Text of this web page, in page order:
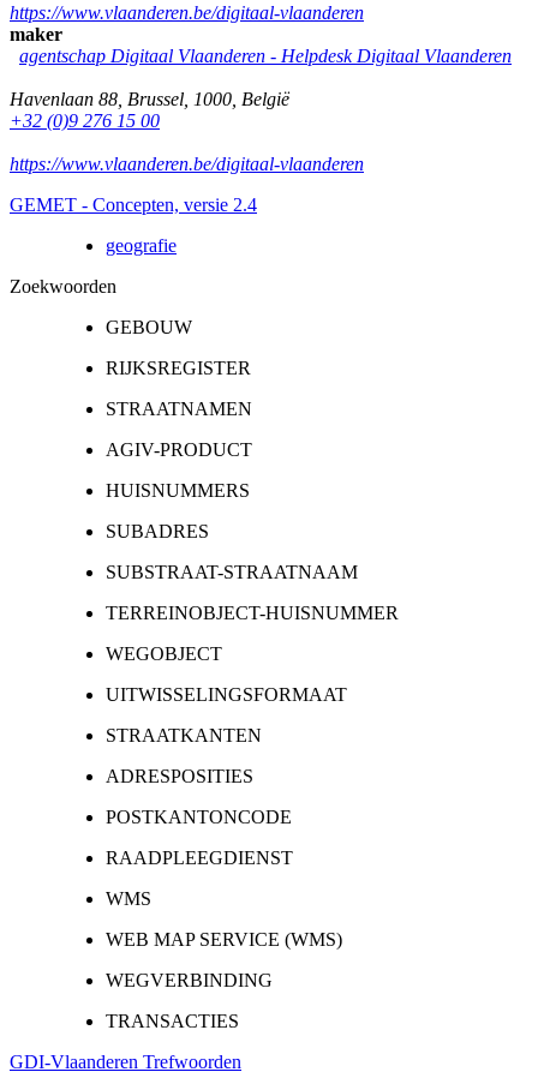
https://www.vlaanderen.be/digitaal-vlaanderen
maker
agentschap Digitaal Vlaanderen - Helpdesk Digitaal Vlaanderen
Havenlaan 88 Brussel 1000 België
+32 (0)9 276 15 00
https://www.vlaanderen.be/digitaal-vlaanderen
GEMET - Concepten, versie 2.4
geografie
Zoekwoorden
GEBOUW
RIJKSREGISTER
STRAATNAMEN
AGIV-PRODUCT
HUISNUMMERS
SUBADRES
SUBSTRAAT-STRAATNAAM
TERREINOBJECT-HUISNUMMER
WEGOBJECT
UITWISSELINGSFORMAAT
STRAATKANTEN
ADRESPOSITIES
POSTKANTONCODE
RAADPLEEGDIENST
WMS
WEB MAP SERVICE (WMS)
WEGVERBINDING
TRANSACTIES
GDI-Vlaanderen Trefwoorden